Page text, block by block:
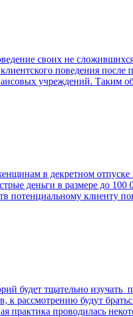
своих не
поведения после
учреждений. Таким
в декретном отпуске
деньги в размере до
потенциальному клиенту
будет тщательно
будут
практика проводилась